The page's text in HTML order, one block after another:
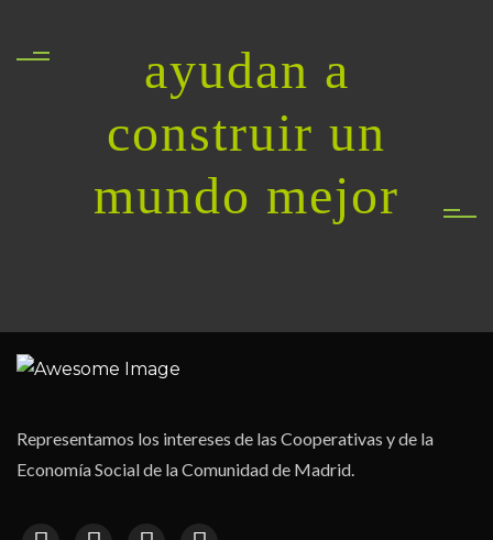
ayudan a
construir un
mundo mejor
Representamos los intereses de las Cooperativas y de la
Economía Social de la Comunidad de Madrid.